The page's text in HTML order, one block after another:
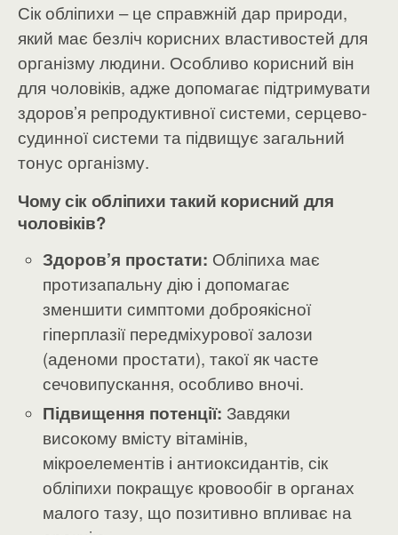
Сік обліпихи – це справжній дар природи,
який має безліч корисних властивостей для
організму людини. Особливо корисний він
для чоловіків, адже допомагає підтримувати
здоров’я репродуктивної системи, серцево-
судинної системи та підвищує загальний
тонус організму.
Чому сік обліпихи такий корисний для
чоловіків?
Здоров’я простати: Обліпиха має
протизапальну дію і допомагає
зменшити симптоми доброякісної
гіперплазії передміхурової залози
(аденоми простати), такої як часте
сечовипускання, особливо вночі.
Підвищення потенції: Завдяки
високому вмісту вітамінів,
мікроелементів і антиоксидантів, сік
обліпихи покращує кровообіг в органах
малого тазу, що позитивно впливає на